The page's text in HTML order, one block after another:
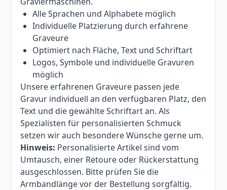
Alle Sprachen und Alphabete möglich
Individuelle Platzierung durch erfahrene
Graveure
Optimiert nach Fläche, Text und Schriftart
Logos, Symbole und individuelle Gravuren
möglich
Unsere erfahrenen Graveure passen jede
Gravur individuell an den verfügbaren Platz, den
Text und die gewählte Schriftart an. Als
Spezialisten für personalisierten Schmuck
setzen wir auch besondere Wünsche gerne um.
Hinweis: Personalisierte Artikel sind vom
Umtausch, einer Retoure oder Rückerstattung
ausgeschlossen. Bitte prüfen Sie die
Armbandlänge vor der Bestellung sorgfältig.